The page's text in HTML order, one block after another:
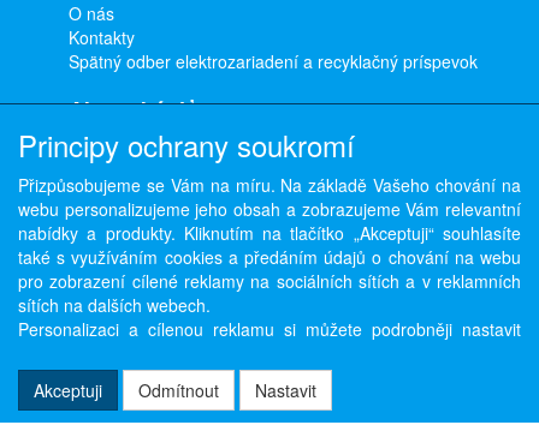
O nás
Kontakty
Spätný odber elektrozariadení a recyklačný príspevok
Ako nakúpiť
Doprava a platba
Obchodné podmienky
Ochrana osobných údajov
Odstúpenie od zmluvy
Copyright © ABRA Software a.s. 2026,
Principy ochrany soukromí
Přizpůsobujeme se Vám na míru. Na základě Vašeho chování na
webu personalizujeme jeho obsah a zobrazujeme Vám relevantní
nabídky a produkty. Kliknutím na tlačítko „Akceptuji“ souhlasíte
také s využíváním cookies a předáním údajů o chování na webu
pro zobrazení cílené reklamy na sociálních sítích a v reklamních
sítích na dalších webech.
Personalizaci a cílenou reklamu si můžete podrobněji nastavit
Akceptuji
Odmítnout Nastavit